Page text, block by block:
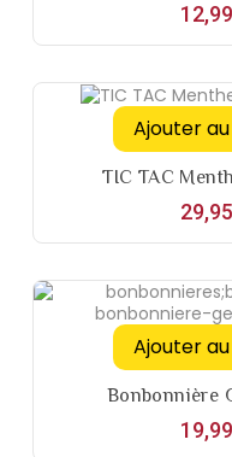
Ajouter
TIC TAC
Ajouter
Bonbonnière